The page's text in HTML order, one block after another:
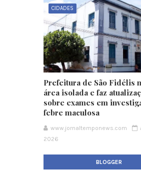
CIDADES
Prefeitura de São Fidélis
área isolada e faz
sobre exames em
febre maculosa
www.jornaltemponews.com
2026
BLOGGER